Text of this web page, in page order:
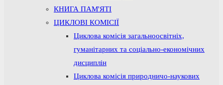
КНИГА ПАМ'ЯТІ
ЦИКЛОВІ КОМІСІЇ
Циклова комісія загальноосвітніх,
гуманітарних та соціально-економічних
дисциплін
Циклова комісія природничо-наукових